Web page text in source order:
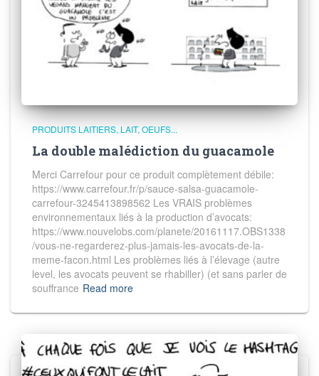
PRODUITS LAITIERS, LAIT, OEUFS...
La double malédiction du guacamole
Merci Carrefour pour ce produit complètement débile:
https://www.carrefour.fr/p/sauce-salsa-guacamole-
carrefour-3245413898562 Les VRAIS problèmes
environnementaux liés à la production d’avocats:
https://www.nouvelobs.com/planete/20161117.OBS1338
/vous-ne-regarderez-plus-jamais-les-avocats-de-la-
meme-facon.html Les problèmes liés à l’élevage (autre
level, les avocats peuvent se rhabiller) (et sans parler de
souffrance Read more